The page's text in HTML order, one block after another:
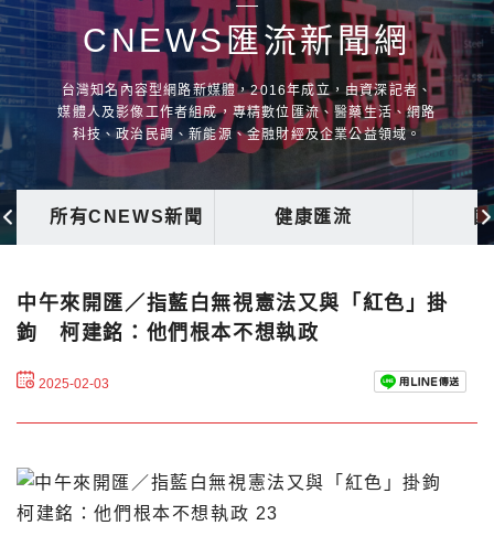
CNEWS匯流新聞網
台灣知名內容型網路新媒體，2016年成立，由資深記者、
媒體人及影像工作者組成，專精數位匯流、醫藥生活、網路
科技、政治民調、新能源、金融財經及企業公益領域。
所有CNEWS新聞 健康匯流
中午來開匯／指藍白無視憲法又與「紅色」掛
鉤 柯建銘：他們根本不想執政
2025-02-03